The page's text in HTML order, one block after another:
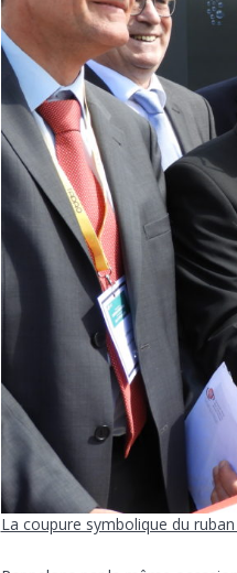
La coupure symbolique du